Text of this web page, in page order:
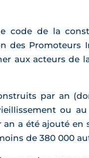
code de la
des Promoteurs
aux acteurs de
par an
ou
a été ajouté en
de 380 000